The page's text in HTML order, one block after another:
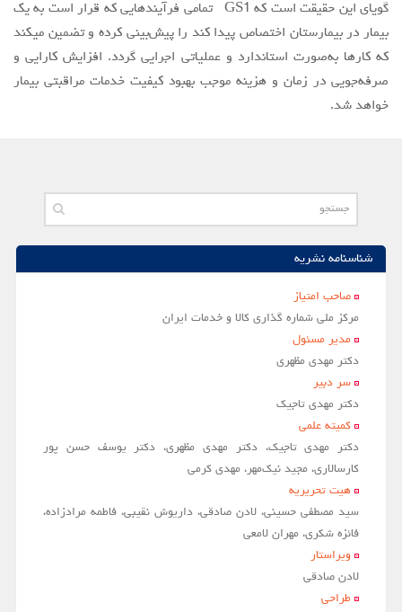
گویای این حقیقت است که GS1 تمامی فرآیندهایی که قرار است به یک
بیمار در بیمارستان اختصاص پیدا کند را پیش‌بینی کرده و تضمین میکند
که کارها به‌صورت استاندارد و عملیاتی اجرایی گردد. افزایش کارایی و
صرفه‌جویی در زمان و هزینه موجب بهبود کیفیت خدمات مراقبتی بیمار
خواهد شد.
شناسنامه نشریه
صاحب امتياز
مركز ملي شماره گذاري كالا و خدمات ايران
مدير مسئول
دکتر مهدی مظهری
سر دبير
دکتر مهدی تاجیک
کمیته علمی
دکتر مهدی تاجیک، دکتر مهدی مظهری، دکتر یوسف حسن پور
کارسالاری، مجید نیک‌مهر، مهدی کرمی
هیت تحریریه
سید مصطفی حسینی، لادن صادقی، داریوش نقیبی، فاطمه مرادزاده،
فائزه شکری، مهران لامعی
ویراستار
لادن صادقي
طراحی